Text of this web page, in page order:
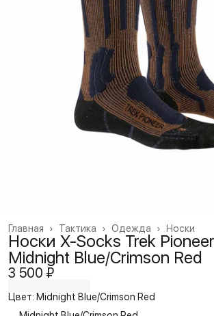
Носки
Одежда ›
Тактика ›
Главная ›
Носки X-Socks Trek
Midnight Blue/Crimson Red
3 500 ₽
Цвет: Midnight Blue/Crimson Red